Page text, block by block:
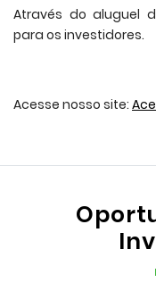
Através do aluguel
para os investidores.
Acesse nosso site: